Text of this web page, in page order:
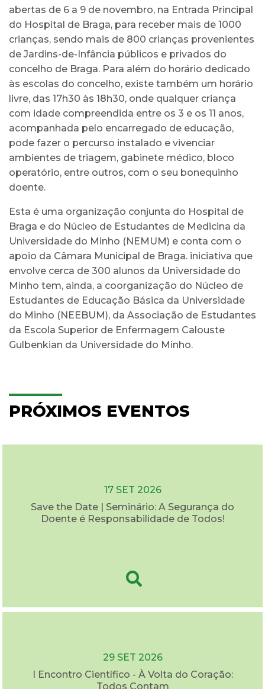
abertas de 6 a 9 de novembro, na Entrada Principal
do Hospital de Braga, para receber mais de 1000
crianças, sendo mais de 800 crianças provenientes
de Jardins-de-Infância públicos e privados do
concelho de Braga. Para além do horário dedicado
às escolas do concelho, existe também um horário
livre, das 17h30 às 18h30, onde qualquer criança
com idade compreendida entre os 3 e os 11 anos,
acompanhada pelo encarregado de educação,
pode fazer o percurso instalado e vivenciar
ambientes de triagem, gabinete médico, bloco
operatório, entre outros, com o seu bonequinho
doente.
Esta é uma organização conjunta do Hospital de
Braga e do Núcleo de Estudantes de Medicina da
Universidade do Minho (NEMUM) e conta com o
apoio da Câmara Municipal de Braga. iniciativa que
envolve cerca de 300 alunos da Universidade do
Minho tem, ainda, a coorganização do Núcleo de
Estudantes de Educação Básica da Universidade
do Minho (NEEBUM), da Associação de Estudantes
da Escola Superior de Enfermagem Calouste
Gulbenkian da Universidade do Minho.
PRÓXIMOS EVENTOS
17 SET 2026
Save the Date | Seminário: A Segurança do
Doente é Responsabilidade de Todos!
29 SET 2026
I Encontro Científico - À Volta do Coração:
Todos Contam